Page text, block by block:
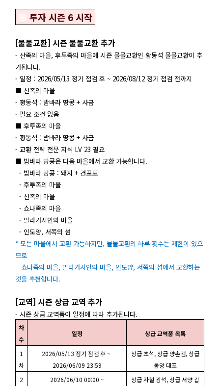
🌸 투자 시즌 6 시작
[물물교환] 시즌 물물교환 추가
- 산족의 마을, 후투족의 마을에 시즌 물물교환인 황동석 물물교환이 추
가됩니다.
- 일정 : 2026/05/13 정기 점검 후 ~ 2026/08/12 정기 점검 전까지
■ 산족의 마을
- 황동석 : 밤바라 땅콩 + 사금
- 필요 조건 없음
■ 후투족의 마을
- 황동석 : 밤바라 땅콩 + 사금
- 교환 전략 전문 지식 LV 23 필요
■ 밤바라 땅콩은 다음 마을에서 교환 가능합니다.
- 밤바라 땅콩 : 돼지 + 건포도
- 후투족의 마을
- 산족의 마을
- 쇼나족의 마을
- 말라가시인의 마을
- 인도양, 서쪽의 섬
* 모든 마을에서 교환 가능하지만, 물물교환의 하루 횟수는 제한이 있으
므로
쇼나족의 마을, 말라가시인의 마을, 인도양, 서쪽의 섬에서 교환하는
것을 추천합니다.
[교역] 시즌 상급 교역 추가
- 시즌 상급 교역품이 일정에 따라 추가됩니다.
차
수
일정 상급 교역품 목록
1
차
2026/05/13정기 점검 후~
2026/06/09 23:59
상급 초석, 상급 양손검, 상급
동양 대포
2
2026/06/10 00:00 ~ 상급 자철 광석, 상급 서양 갑